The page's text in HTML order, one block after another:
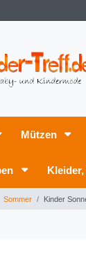
Mützen
Sommer Kinder